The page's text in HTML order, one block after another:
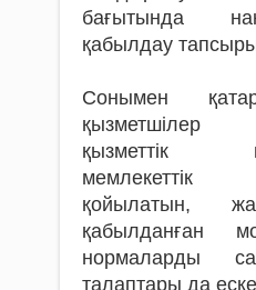
бағытында
қабылдау
Сонымен
қызметшілер
қызметтік
мемлекеттік
қойылатын,
қабылданған
нормаларды
талаптары да